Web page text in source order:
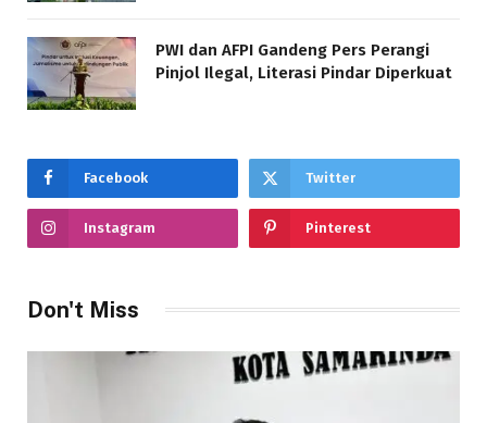
PWI dan AFPI Gandeng Pers Perangi
Pinjol Ilegal, Literasi Pindar Diperkuat
Facebook Twitter
Instagram Pinterest
Don't Miss